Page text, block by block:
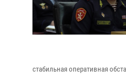
стабильная оперативная